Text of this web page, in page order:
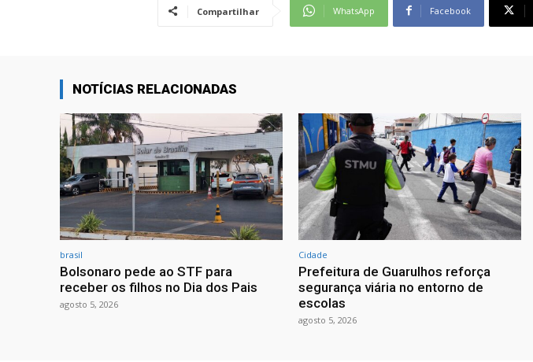
Compartilhar WhatsApp Facebook
NOTÍCIAS RELACIONADAS
brasil
Bolsonaro pede ao STF para
receber os filhos no Dia dos Pais
agosto 5, 2026
Cidade
Prefeitura de Guarulhos reforça
segurança viária no entorno de
escolas
agosto 5, 2026